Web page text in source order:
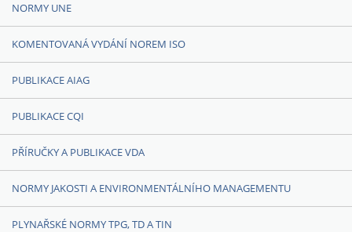
NORMY UNE
KOMENTOVANÁ VYDÁNÍ NOREM ISO
PUBLIKACE AIAG
PUBLIKACE CQI
PŘÍRUČKY A PUBLIKACE VDA
NORMY JAKOSTI A ENVIRONMENTÁLNÍHO MANAGEMENTU
PLYNAŘSKÉ NORMY TPG, TD A TIN